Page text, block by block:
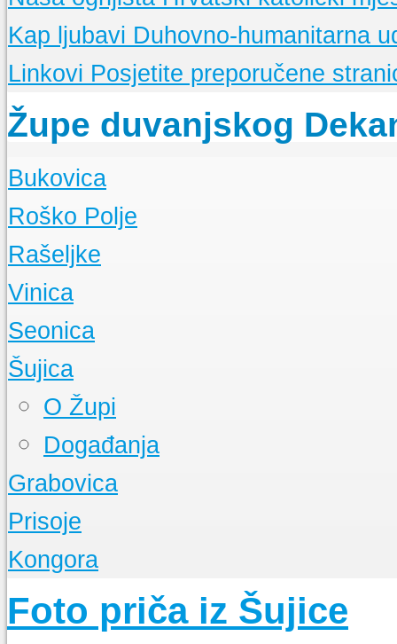
Kap ljubavi Duhovno-humanitarna
Linkovi Posjetite preporučene
Župe duvanjskog
Bukovica
O Župi
Događanja
Roško Polje
O Župi
Događanja
Rašeljke
O Župi
Događanja
Vinica
O Župi
Događanja
Seonica
O Župi
Događanja
Šujica
O Župi
Događanja
Grabovica
O Župi
Događanja
Prisoje
Događanja
Kongora
Događanja
Foto priča iz Šujice